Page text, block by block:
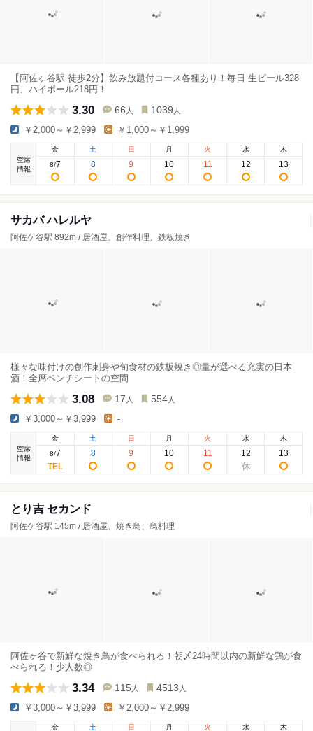
【阿佐ヶ谷駅 徒歩2分】飲み放題付コース各種あり！毎日 生ビール328
円、ハイボール218円！
3.30 66 人 1039 人
￥2,000～￥2,999 ￥1,000～￥1,999
空席
情報
金
8/7
土
8
日
9
月
10
火
11
水
12
木
13
サカバ ハレルヤ
阿佐ケ谷駅 892m / 居酒屋、創作料理、鉄板焼き
様々な味付けの創作刺身や旬食材の鉄板焼き◎量が選べる充実の日本
酒！全席ベンチシートの空間
3.08 17 人 554 人
￥3,000～￥3,999 -
空席
情報
金
8/7
土
8
日
9
月
10
火
11
水
12
木
13
とり吉 セカンド
阿佐ケ谷駅 145m / 居酒屋、焼き鳥、鳥料理
阿佐ヶ谷で新鮮な焼き鳥が食べられる！朝〆24時間以内の新鮮な鶏が食
べられる！少人数◎
3.34 115 人 4513 人
￥3,000～￥3,999 ￥2,000～￥2,999
金 土 日 月 火 水 木